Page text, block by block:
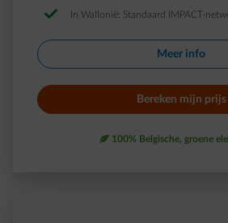
In Wallonië: Standaard IMPACT-
Meer info​
Bereken mijn prijs​
leaf 100% Belgische, groene